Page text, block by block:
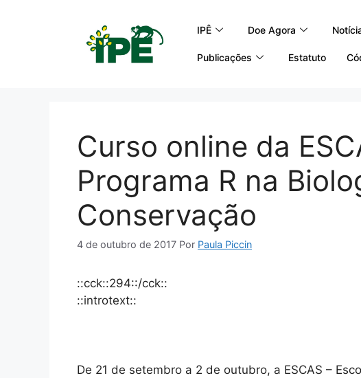
IPÊ Doe Agora
Publicações Estatuto
Curso online da
Programa R na
Conservação
4 de outubro de 2017 Por Paula Piccin
::cck::294::/cck::
::introtext::
De 21 de setembro a 2 de outubro, a ESCAS –